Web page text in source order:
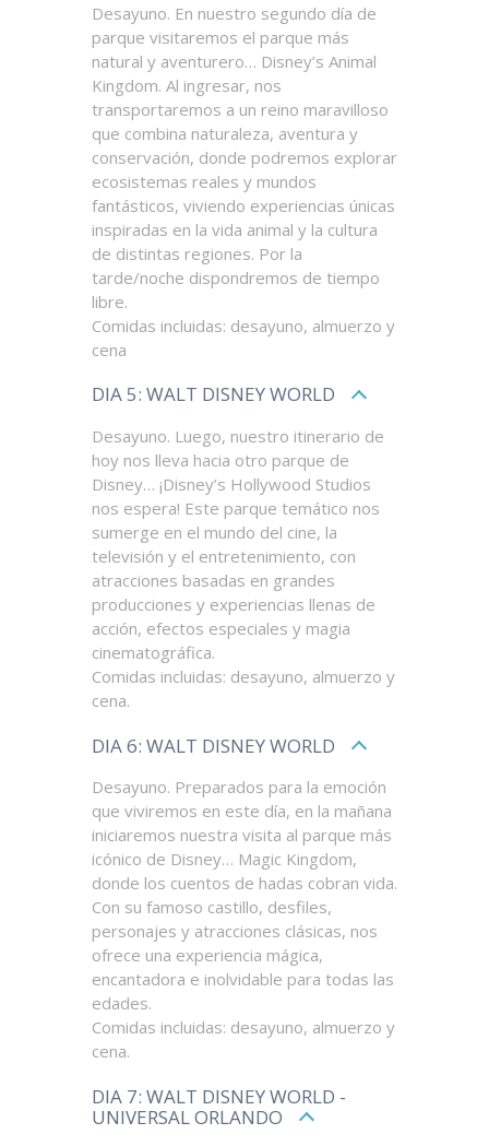
Desayuno. En nuestro segundo día de
parque visitaremos el parque más
natural y aventurero… Disney’s Animal
Kingdom. Al ingresar, nos
transportaremos a un reino maravilloso
que combina naturaleza, aventura y
conservación, donde podremos explorar
ecosistemas reales y mundos
fantásticos, viviendo experiencias únicas
inspiradas en la vida animal y la cultura
de distintas regiones. Por la
tarde/noche dispondremos de tiempo
libre.
Comidas incluidas: desayuno, almuerzo y
cena
DIA 5: WALT DISNEY WORLD
Desayuno. Luego, nuestro itinerario de
hoy nos lleva hacia otro parque de
Disney… ¡Disney’s Hollywood Studios
nos espera! Este parque temático nos
sumerge en el mundo del cine, la
televisión y el entretenimiento, con
atracciones basadas en grandes
producciones y experiencias llenas de
acción, efectos especiales y magia
cinematográfica.
Comidas incluidas: desayuno, almuerzo y
cena.
DIA 6: WALT DISNEY WORLD
Desayuno. Preparados para la emoción
que viviremos en este día, en la mañana
iniciaremos nuestra visita al parque más
icónico de Disney… Magic Kingdom,
donde los cuentos de hadas cobran vida.
Con su famoso castillo, desfiles,
personajes y atracciones clásicas, nos
ofrece una experiencia mágica,
encantadora e inolvidable para todas las
edades.
Comidas incluidas: desayuno, almuerzo y
cena.
DIA 7: WALT DISNEY WORLD -
UNIVERSAL ORLANDO